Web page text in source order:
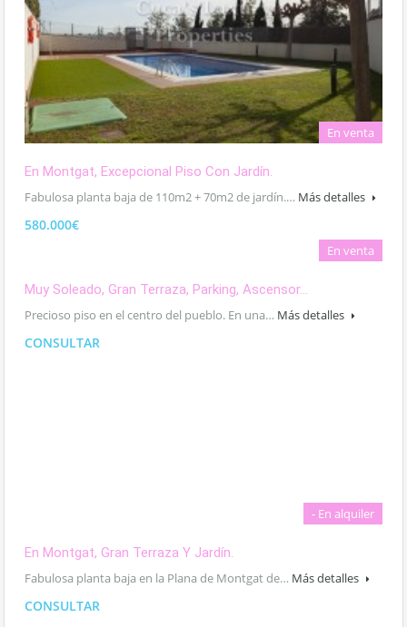
En venta
En Montgat, Excepcional Piso Con Jardín.
Fabulosa planta baja de 110m2 + 70m2 de jardín.… Más detalles
580.000€
En venta
Muy Soleado, Gran Terraza, Parking, Ascensor…
Precioso piso en el centro del pueblo. En una… Más detalles
CONSULTAR
- En alquiler
En Montgat, Gran Terraza Y Jardín.
Fabulosa planta baja en la Plana de Montgat de… Más detalles
CONSULTAR